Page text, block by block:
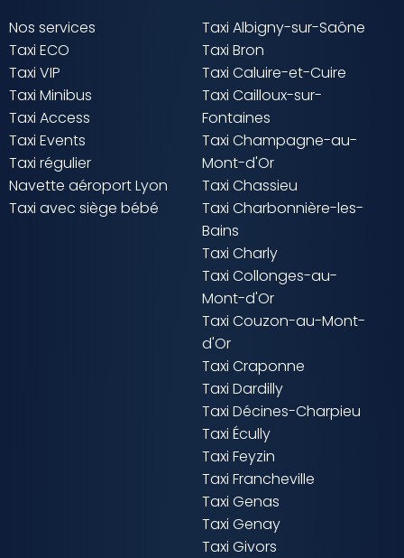
Nos services
Taxi ECO
Taxi VIP
Taxi Minibus
Taxi Access
Taxi Events
Taxi régulier
Navette aéroport Lyon
Taxi avec siège bébé
Taxi Albigny-sur-Saône
Taxi Bron
Taxi Caluire-et-Cuire
Taxi Cailloux-sur-
Fontaines
Taxi Champagne-au-
Mont-d'Or
Taxi Chassieu
Taxi Charbonnière-les-
Bains
Taxi Charly
Taxi Collonges-au-
Mont-d'Or
Taxi Couzon-au-Mont-
d'Or
Taxi Craponne
Taxi Dardilly
Taxi Décines-Charpieu
Taxi Écully
Taxi Feyzin
Taxi Francheville
Taxi Genas
Taxi Genay
Taxi Givors